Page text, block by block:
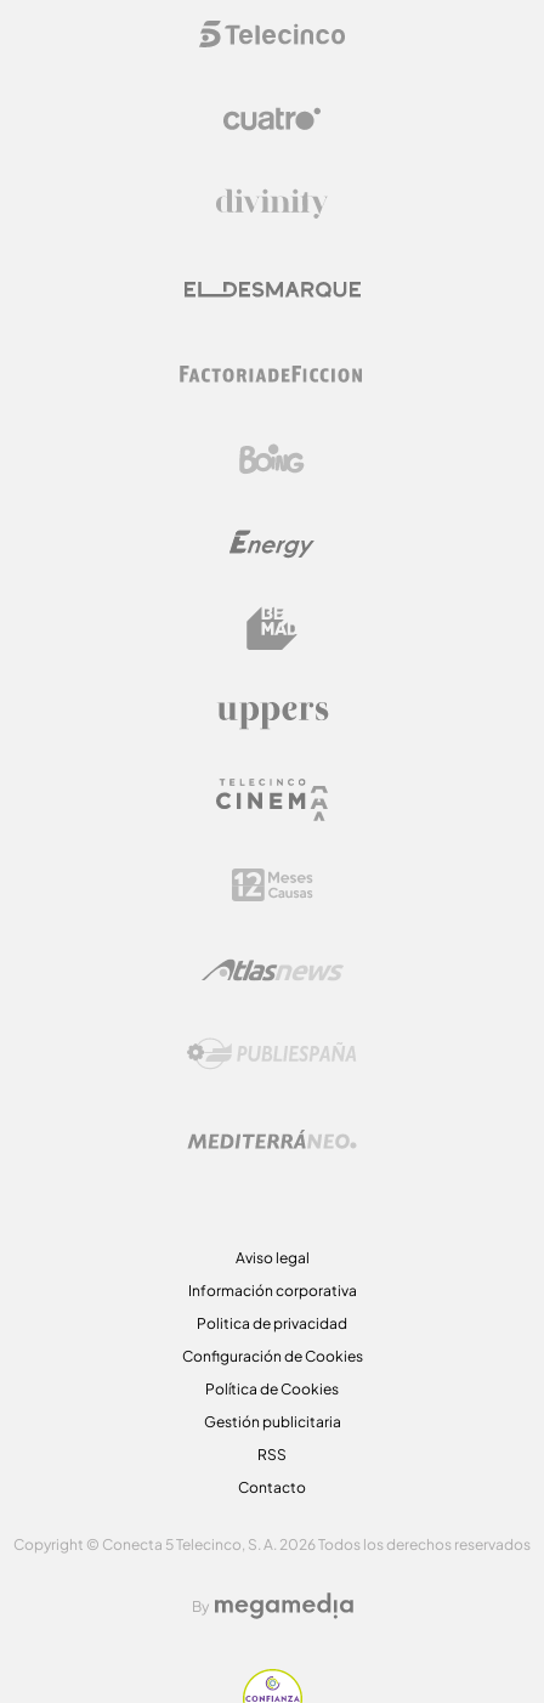
Aviso legal
Información corporativa
Politica de privacidad
Configuración de Cookies
Política de Cookies
Gestión publicitaria
RSS
Contacto
Copyright © Conecta 5 Telecinco, S. A. 2026 Todos los derechos reservados
By